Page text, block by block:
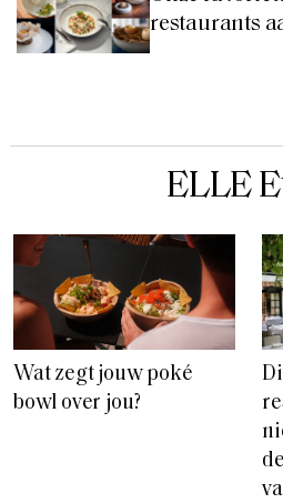
restaurants
ELLE
Wat zegt jouw poké
bowl over jou?